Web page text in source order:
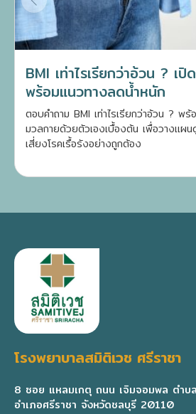
BMI เท่าไรเรียกว่าอ้วน ? เ
พร้อมแนวทางลดน้ำหนัก
ตอบคำถาม BMI เท่าไรเรียกว่าอ้วน ? พ
มวลกายด้วยตัวเองเบื้องต้น เพื่อวางแผ
เสี่ยงโรคเรื้อรังอย่างถูกต้อง
โรงพยาบาลสมิติเวช ศรีราชา
8 ซอย แหลมเกตุ ถนน เจิมจอมพล ตำบ
อำเภอศรีราชา จังหวัดชลบุรี 20110